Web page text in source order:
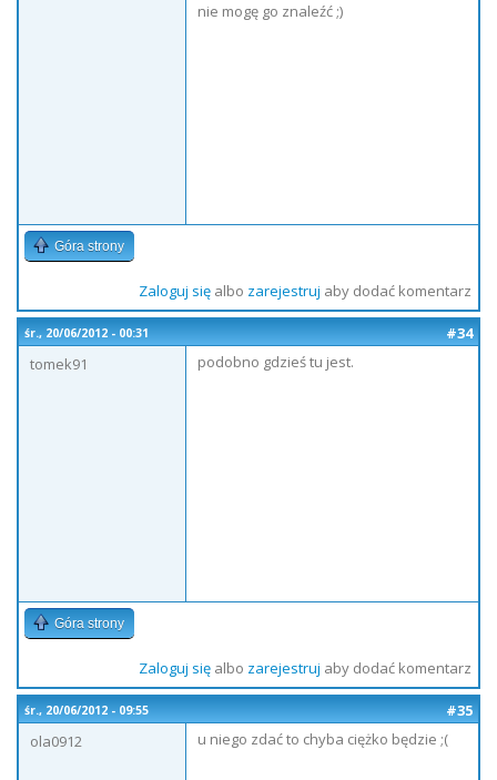
nie mogę go znaleźć ;)
Góra strony
Zaloguj sięalbo zarejestruj aby dodać komentarz
śr., 20/06/2012 - 00:31
#34
tomek91
podobno gdzieś tu jest.
Góra strony
Zaloguj sięalbo zarejestruj aby dodać komentarz
śr., 20/06/2012 - 09:55
#35
ola0912
u niego zdać to chyba ciężko będzie ;(